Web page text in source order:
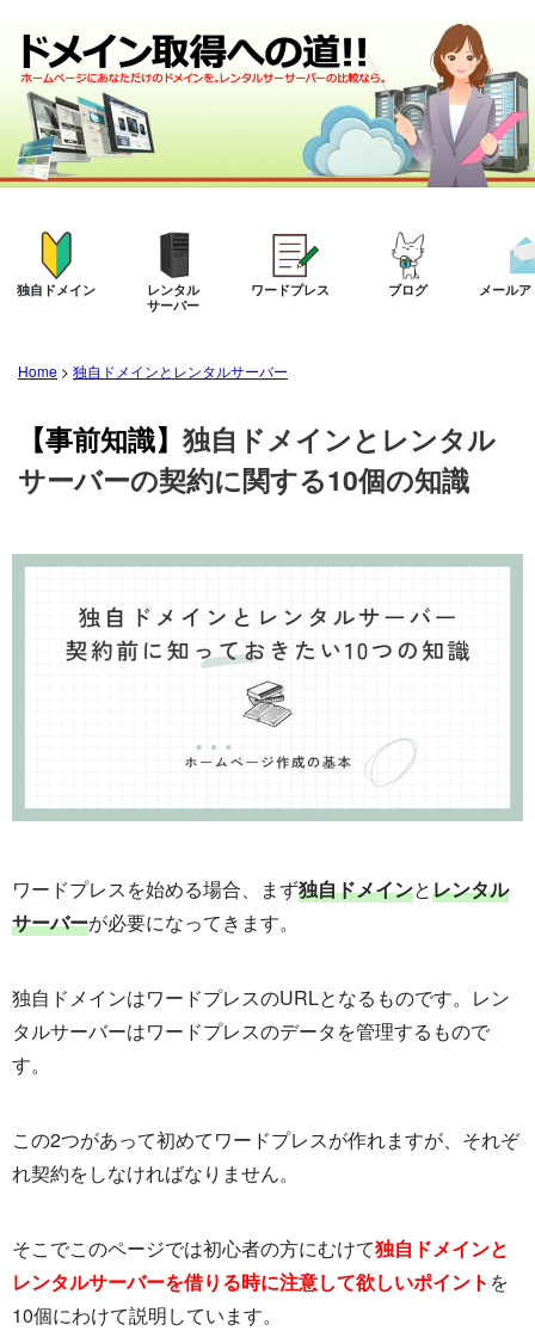
独自ドメイン
レンタル
サーバー
ワードプレス ブログ メール
Home > 独自ドメインとレンタルサーバー
【事前知識】 独自ドメインとレンタル
サーバーの契約に関する10個の知識
ワードプレスを始める場合、まず独自ドメインとレンタル
サーバーが必要になってきます。
独自ドメインはワードプレスのURLとなるものです。レン
タルサーバーはワードプレスのデータを管理するもので
す。
この2つがあって初めてワードプレスが作れますが、それぞ
れ契約をしなければなりません。
そこでこのページでは初心者の方にむけて独自ドメインと
レンタルサーバーを借りる時に注意して欲しいポイント を
10個にわけて説明しています。